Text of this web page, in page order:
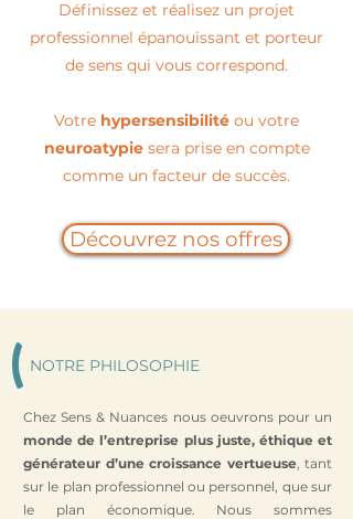
Définissez et réalisez un projet
professionnel épanouissant et porteur
de sens qui vous correspond.
Votre hypersensibilité ou votre
neuroatypiesera prise en compte
comme un facteur de succès.
Découvrez nos offres
NOTRE PHILOSOPHIE
Chez Sens & Nuances nous oeuvrons pour un
monde de l’entreprise plus juste, éthique et
générateur d’une croissance vertueuse, tant
sur le plan professionnel ou personnel, que sur
le plan économique. Nous sommes